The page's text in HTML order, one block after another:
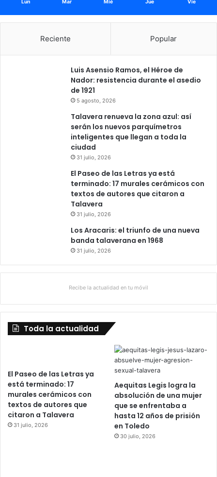
Lun Mar Mié Jue Vie
Reciente Popular
Luis Asensio Ramos, el Héroe de
Nador: resistencia durante el asedio
de 1921
5 agosto, 2026
Talavera renueva la zona azul: así
serán los nuevos parquímetros
inteligentes que llegan a toda la
ciudad
31 julio, 2026
El Paseo de las Letras ya está
terminado: 17 murales cerámicos con
textos de autores que citaron a
Talavera
31 julio, 2026
Los Aracaris: el triunfo de una nueva
banda talaverana en 1968
31 julio, 2026
Recibe la actualidad en tu móvil
Toda la actualidad
El Paseo de las Letras ya
está terminado: 17
murales cerámicos con
textos de autores que
citaron a Talavera
31 julio, 2026
Aequitas Legis logra la
absolución de una mujer
que se enfrentaba a
hasta 12 años de prisión
en Toledo
30 julio, 2026